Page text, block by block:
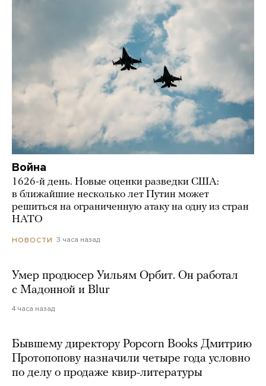
Война
1626-й день. Новые оценки разведки США:
в ближайшие несколько лет Путин может
решиться на ограниченную атаку на одну из стран
НАТО
НОВОСТИ 3 часа назад
Умер продюсер Уильям Орбит. Он работал
с Мадонной и Blur
4 часа назад
Бывшему директору Popcorn Books Дмитрию
Протопопову назначили четыре года условно
по делу о продаже квир-литературы